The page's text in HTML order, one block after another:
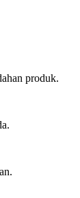
produk.